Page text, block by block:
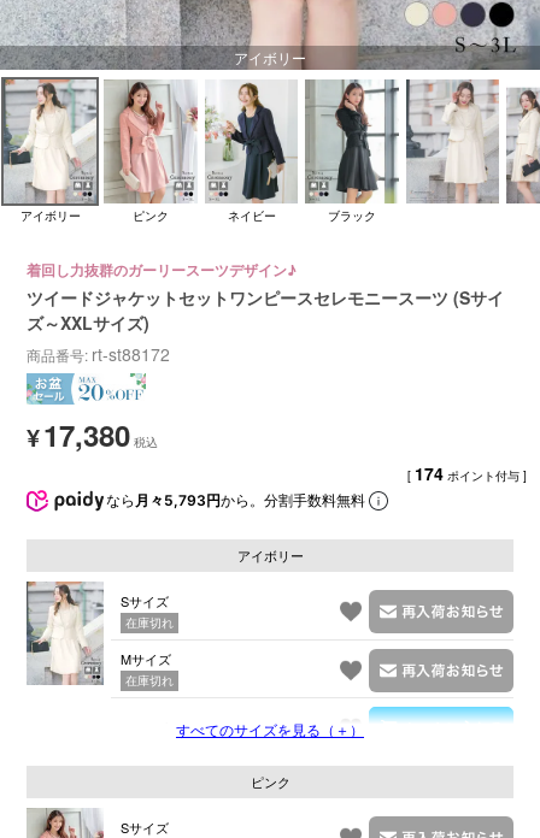
アイボリー
アイボリー ピンク ネイビー ブラック
着回し力抜群のガーリースーツデザイン♪
ツイードジャケットセットワンピースセレモニースーツ (Sサイ
ズ～XXLサイズ)
商品番号 rt-st88172
¥17,380
[ 174 ポイント付与 ]
なら 月々5,793円から。分割手数料無料
アイボリー
Sサイズ
在庫切れ
Mサイズ
在庫切れ
すべてのサイズを見る（＋）
ピンク
Sサイズ